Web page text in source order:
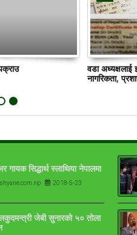
वडा अध्यक्षलाई
नागरिकता,
गायक सिद्धार्थ स्लाथिया नेपालमा
shyane.com.np 2018-5-23
जेबी सुनारको ५० तोला